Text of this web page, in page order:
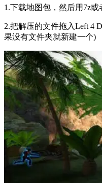
1.下载地图包，然后用7z或
2.把解压的文件拖入Left 4
果没有文件夹就新建一个)